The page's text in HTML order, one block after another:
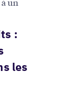
:
les